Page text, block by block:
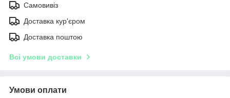
Самовивіз
Доставка кур'єром
Доставка поштою
Всі умови доставки
Умови оплати